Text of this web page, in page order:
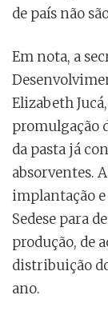
de país não
Em nota, a
Elizabeth
promulgação
da pasta já
absorventes.
implantação
Sedese para
produção, de
distribuição
ano.